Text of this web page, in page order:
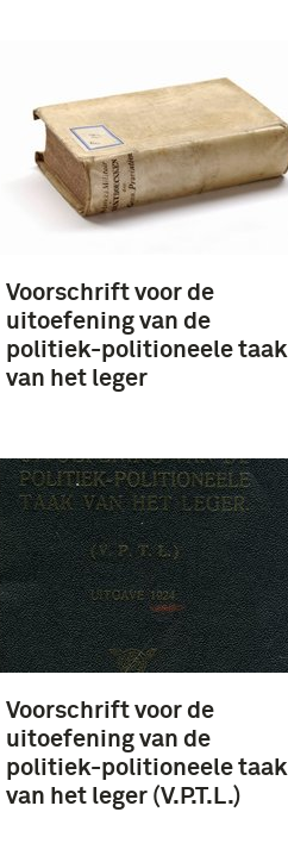
Voorschrift voor de
uitoefening van de
politiek-politioneele taak
van het leger
Voorschrift voor de
uitoefening van de
politiek-politioneele taak
van het leger (V.P.T.L.)